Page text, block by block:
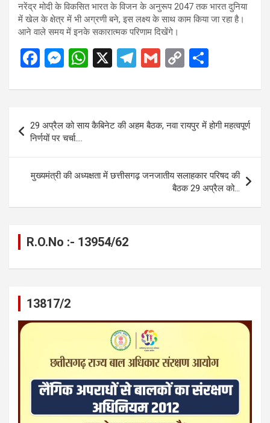
नरेंद्र मोदी के विकसित भारत के विजन के अनुरूप 2047 तक भारत दुनिया
में खेल के क्षेत्र में भी अग्रणी बने, इस लक्ष्य के साथ काम किया जा रहा है।
आने वाले समय में इनके सकारात्मक परिणाम दिखेंगे।
F
ce
o
o
k
M
se
n
g
er
W
at
s
A
p
p
X
T
e
gr
a
m
G
ail
C
py
n
k
ar
e
navigation
29 अप्रैल को साय कैबिनेट की अहम बैठक, नवा रायपुर में होगी महत्वपूर्ण
निर्णयों पर चर्चा….
मुख्यमंत्री की अध्यक्षता में छत्तीसगढ़ जनजातीय सलाहकार परिषद की
बैठक 29 अप्रैल को…
R.O.No :- 13954/62
13817/2